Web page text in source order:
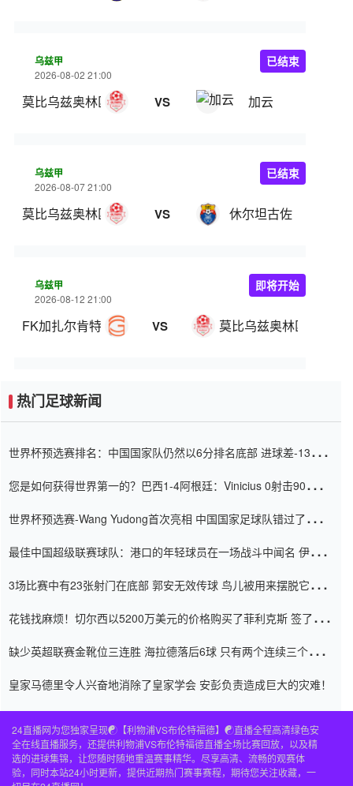
乌兹甲
2026-08-02 21:00
莫比乌兹奥林匹克 VS 加云
已结束
乌兹甲
2026-08-07 21:00
莫比乌兹奥林匹克 VS 休尔坦古佐
已结束
乌兹甲
2026-08-12 21:00
FK加扎尔肯特 VS 莫比乌兹奥林匹克
即将开始
热门足球新闻
世界杯预选赛排名：中国国家队仍然以6分排名底部 进球差-13令人
您是如何获得世界第一的？巴西1-4阿根廷：Vinicius 0射击90分钟
世界杯预选赛-Wang Yudong首次亮相 中国国家足球队错过了世界
最佳中国超级联赛球队：港口的年轻球员在一场战斗中闻名 伊万放
3场比赛中有23张射门在底部 郭安无效传球 鸟儿被用来摆脱它
花钱找麻烦！切尔西以5200万美元的价格购买了菲利克斯 签了7年
缺少英超联赛金靴位三连胜 海拉德落后6球 只有两个连续三个连续
皇家马德里令人兴奋地消除了皇家学会 安彭负责造成巨大的灾难！
24直播网为您独家呈现☯️【利物浦VS布伦特福德】☯️直播全程高清绿色安
全在线直播服务，还提供利物浦VS布伦特福德直播全场比赛回放，以及精
选的进球集锦，让您随时随地重温赛事精华。尽享高清、流畅的观赛体
验，同时本站24小时更新，提供近期热门赛事赛程，期待您关注收藏，一